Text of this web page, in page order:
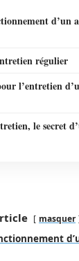
d’un
régulier
l’entretien
le secret
masquer